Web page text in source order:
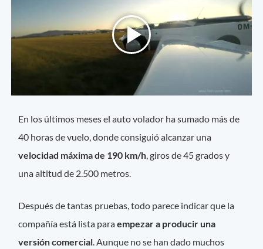
En los últimos meses el auto volador ha sumado más de
40 horas de vuelo, donde consiguió alcanzar una
velocidad máxima de 190 km/h, giros de 45 grados y
una altitud de 2.500 metros.
Después de tantas pruebas, todo parece indicar que la
compañía está lista paraempezar a producir una
versión comercial. Aunque no se han dado muchos